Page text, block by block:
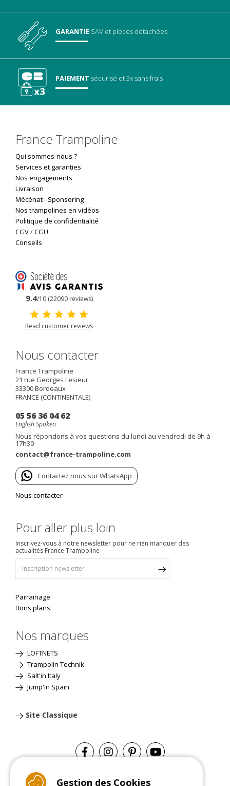
GARANTIE SAV et pièces détachées
PAIEMENT sécurisé et 3x sans frais
France Trampoline
Qui sommes-nous ?
Services et garanties
Nos engagements
Livraison
Mécénat- Sponsoring
Nos trampolines en vidéos
Politique de confidentialité
CGV/CGU
Conseils
9.4/10 (22090 reviews)
Read customer reviews
Nous contacter
France Trampoline
21 rue Georges Lesieur
33300Bordeaux
FRANCE (CONTINENTALE)
05 56 36 04 62
English Spoken
Nous répondons à vos questions du lundi au vendredi de 9h à
17h30
contact@france-trampoline.com
Contactez nous sur WhatsApp
Nous contacter
Pour aller plus loin
Inscrivez-vous à notre newsletter pour ne rien manquer des
actualités France Trampoline
Parrainage
Bons plans
Nos marques
LOFTNETS
Trampolin Technik
Salt'in Italy
Jump'in Spain
Site Classique
Gestion des Cookies